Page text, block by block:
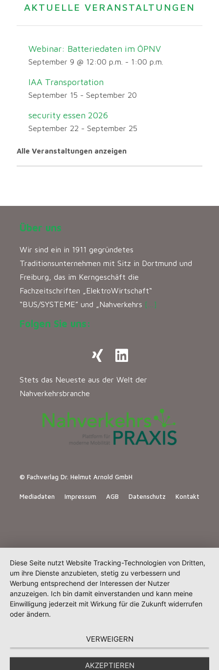
AKTUELLE VERANSTALTUNGEN
Webinar: Batteriedaten im ÖPNV
September 9 @ 12:00 p.m. - 1:00 p.m.
IAA Transportation
September 15 - September 20
security essen 2026
September 22 - September 25
Alle Veranstaltungen anzeigen
Über uns
Wir sind ein in 1911 gegründetes
Traditionsunternehmen mit Sitz in Dortmund und
Freiburg, das im Kerngeschäft die
Fachzeitschriften „ElektroWirtschaft“
“BUS/SYSTEME” und „Nahverkehrs […]
Folgen Sie uns:
Stets das Neueste aus der Welt der
Nahverkehrsbranche
© Fachverlag Dr. Helmut Arnold GmbH
Mediadaten Impressum AGB Datenschutz Kontakt
Diese Seite nutzt Website Tracking-Technologien von Dritten,
um ihre Dienste anzubieten, stetig zu verbessern und
Werbung entsprechend der Interessen der Nutzer
anzuzeigen. Ich bin damit einverstanden und kann meine
Einwilligung jederzeit mit Wirkung für die Zukunft widerrufen
oder ändern.
VERWEIGERN
AKZEPTIEREN